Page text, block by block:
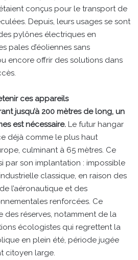
conçus pour le transport de
Depuis, leurs usages se sont
pylônes électriques en
pales d’éoliennes sans
encore offrir des solutions dans
ces appareils
jusqu’à 200 mètres de long, un
est nécessaire. Le futur hangar
déjà comme le plus haut
culminant à 65 mètres. Ce
par son implantation : impossible
classique, en raison des
l’aéronautique et des
renforcées. Ce
des réserves, notamment de la
écologistes qui regrettent la
en plein été, période jugée
citoyen large.